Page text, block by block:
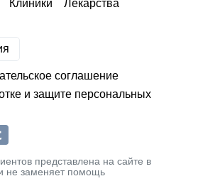
Клиники
Лекарства
соглашение
и защите персональных
представлена на сайте в
не заменяет помощь